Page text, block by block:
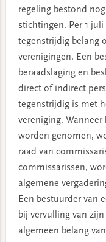
regeling bestond
stichtingen. Per 1
tegenstrijdig belang
verenigingen. Een
beraadslaging en
direct of indirect
tegenstrijdig is met
vereniging.
worden genomen,
raad van
commissarissen,
algemene
Een bestuurder van
bij vervulling van
algemeen belang